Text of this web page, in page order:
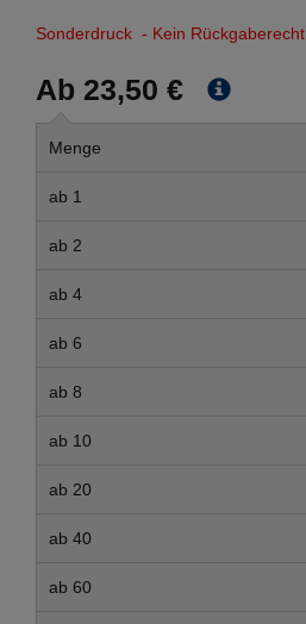
Sonderdruck - Kein Rückgaberecht
Ab 23,50 €
Menge
ab 1
ab 2
ab 4
ab 6
ab 8
ab 10
ab 20
ab 40
ab 60